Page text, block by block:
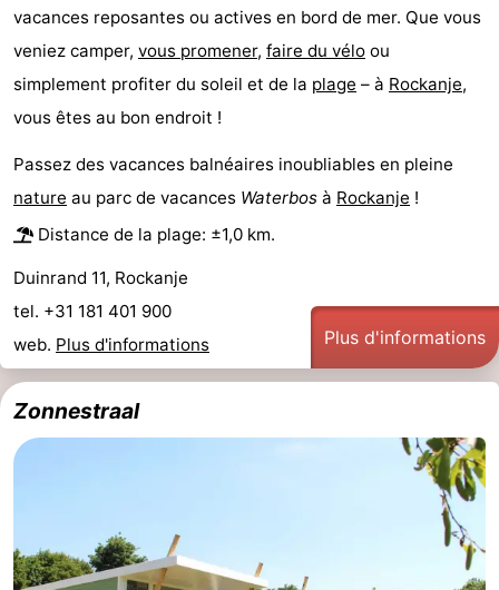
Scheveningen
-
La
Haye
-
Rotterdam
Zeeland
Schouwen-
Duiveland
-
Renesse
-
Bruinisse
-
Oosterschelde
Haamstede
Nature
Meteo
vacances reposantes ou actives en bord de mer. Que vous
veniez camper, vous promener, faire du vélo ou
simplement profiter du soleil et de la plage – à Rockanje,
vous êtes au bon endroit !
Passez des vacances balnéaires inoubliables en pleine
nature au parc de vacances Waterbos à Rockanje !
Distance de la plage: ±1,0 km.
Duinrand 11, Rockanje
tel. +31 181 401 900
web. Plus d'informations Plus d'informations
Zonnestraal